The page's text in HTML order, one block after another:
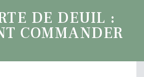
DE DEUIL :
COMMANDER